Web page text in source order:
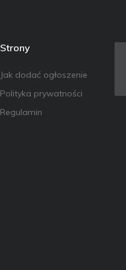
Strony
Jak dodać ogłoszenie
Polityka prywatności
Regulamin